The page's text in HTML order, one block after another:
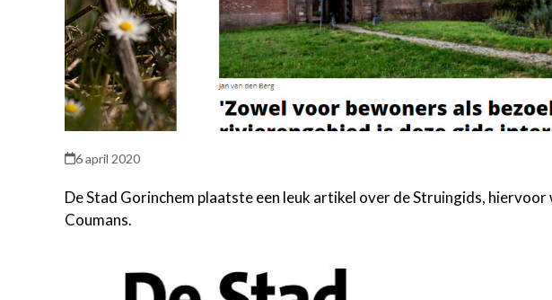
6 april 2020
De Stad Gorinchem plaatste een leuk artikel over de Struingids,
Coumans.